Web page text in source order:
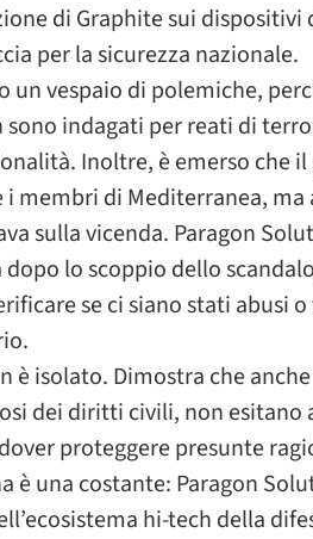
di Graphite sui dispositivi
per la sicurezza nazionale.
un vespaio di polemiche,
indagati per reati di
Inoltre, è emerso che
membri di Mediterranea, ma
sulla vicenda. Paragon
lo scoppio dello
se ci siano stati abusi
è isolato. Dimostra che
dei diritti civili, non esitano
proteggere presunte
è una costante: Paragon
hi-tech della